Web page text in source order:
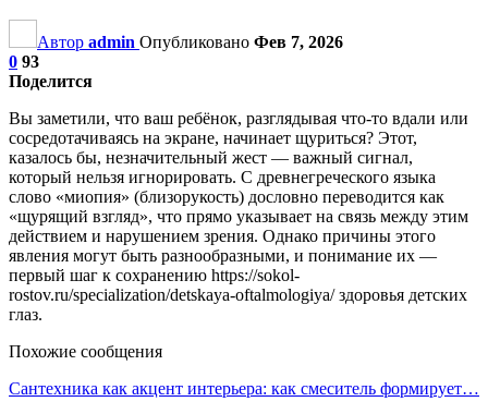
Автор admin Опубликовано Фев 7, 2026
0 93
Поделится
Вы заметили, что ваш ребёнок, разглядывая что-то вдали или
сосредотачиваясь на экране, начинает щуриться? Этот,
казалось бы, незначительный жест — важный сигнал,
который нельзя игнорировать. С древнегреческого языка
слово «миопия» (близорукость) дословно переводится как
«щурящий взгляд», что прямо указывает на связь между этим
действием и нарушением зрения. Однако причины этого
явления могут быть разнообразными, и понимание их —
первый шаг к сохранению https://sokol-
rostov.ru/specialization/detskaya-oftalmologiya/ здоровья детских
глаз.
Похожие сообщения
Сантехника как акцент интерьера: как смеситель формирует…